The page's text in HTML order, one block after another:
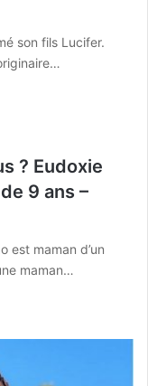
son fils Lucifer.
? Eudoxie
9 ans –
est maman d’un
maman…